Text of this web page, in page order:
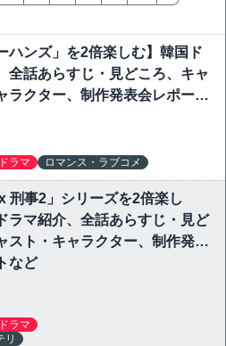
ハンズ」を2倍楽しむ】韓国ド
全話あらすじ・見どころ、キャ
ラクター、制作発表会レポート
ラマ ロマンス・ラブコメ
x 刑事2」シリーズを2倍楽し
ラマ紹介、全話あらすじ・見ど
スト・キャラクター、制作発表
など
ラマ
リ